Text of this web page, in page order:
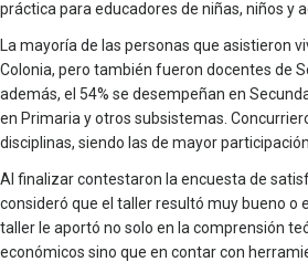
práctica para educadores de niñas, niños y
La mayoría de las personas que asistieron
Colonia, pero también fueron docentes de
además, el 54% se desempeñan en
en Primaria y otros subsistemas.
disciplinas, siendo las de mayor
Al finalizar contestaron la encuesta de
consideró que el taller resultó muy bueno o
taller le aportó no solo en la comprensión
económicos sino que en contar con